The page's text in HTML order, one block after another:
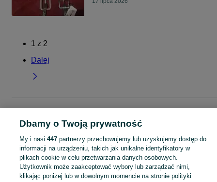
1 z 2
Dalej
Chrzanów
KATEGORIA
Szeroki wybór pasków Chrzanów ▶️ skórzane, materiałowe i inne ✅ Nowe i używane w dobrych cenach ✌ Znajdź najlepsze ogłoszenia na OLX.pl! Zobacz
Dbamy o Twoją prywatność
My i nasi 447partnerzy przechowujemy lub uzyskujemy dostęp do
informacji na urządzeniu, takich jak unikalne identyfikatory w
plikach cookie w celu przetwarzania danych osobowych.
Użytkownik może zaakceptować wybory lub zarządzać nimi,
klikając poniżej lub w dowolnym momencie na stronie polityki